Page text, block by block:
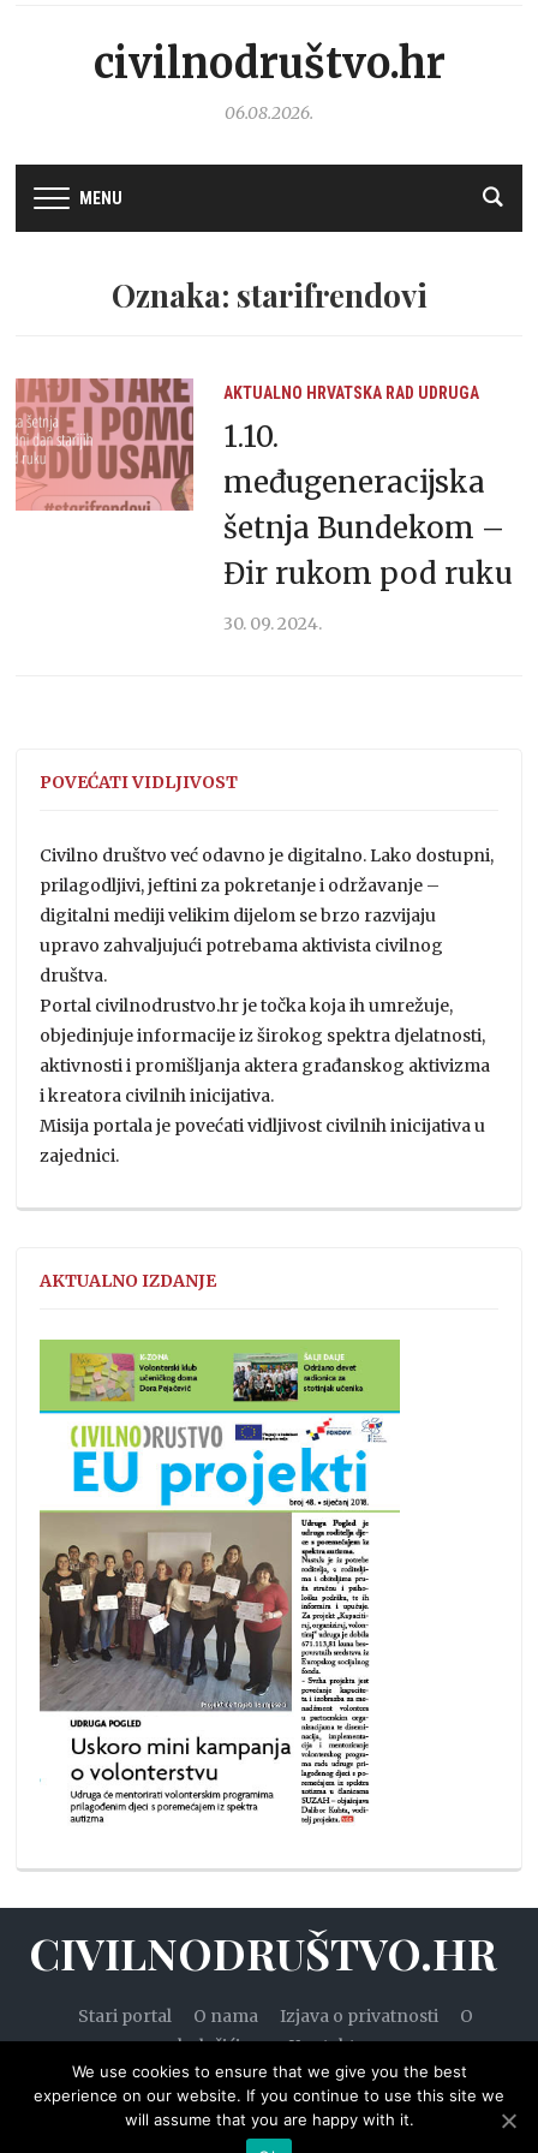
civilnodruštvo.hr
06.08.2026.
MENU
Oznaka: starifrendovi
AKTUALNO HRVATSKA RAD UDRUGA
1.10.
međugeneracijska
šetnja Bundekom –
Đir rukom pod ruku
30. 09. 2024.
POVEĆATI VIDLJIVOST
Civilno društvo već odavno je digitalno. Lako dostupni,
prilagodljivi, jeftini za pokretanje i održavanje –
digitalni mediji velikim dijelom se brzo razvijaju
upravo zahvaljujući potrebama aktivista civilnog
društva.
Portal civilnodrustvo.hr je točka koja ih umrežuje,
objedinjuje informacije iz širokog spektra djelatnosti,
aktivnosti i promišljanja aktera građanskog aktivizma
i kreatora civilnih inicijativa.
Misija portala je povećati vidljivost civilnih inicijativa u
zajednici.
AKTUALNO IZDANJE
CIVILNODRUŠTVO.HR
Stari portal O nama Izjava o privatnosti
O
kolačićima
Kontakt
© 2020. — Civilnodruštvo.hr. Sva prava pridržana.
We use cookies to ensure that we give you the best
experience on our website. If you continue to use this site we
will assume that you are happy with it.